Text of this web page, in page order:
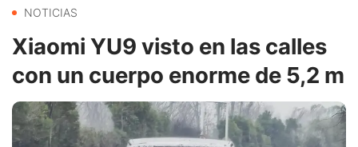
NOTICIAS
Xiaomi YU9 visto en las calles
con un cuerpo enorme de 5,2 m